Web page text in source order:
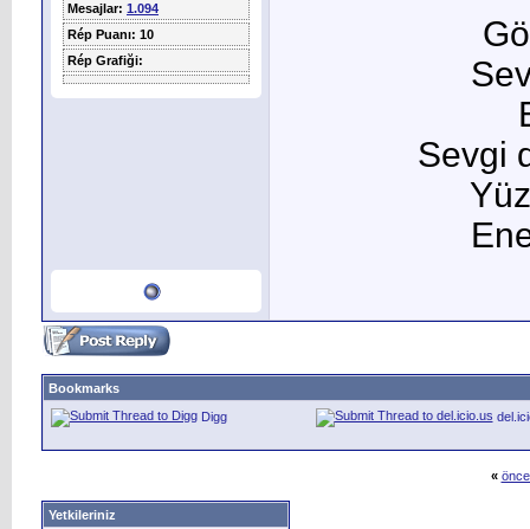
Mesajlar: 1.094
Rép Puanı: 10
Rép Grafiği:
Sevgi
Bookmarks
Digg
«
Yetkileriniz